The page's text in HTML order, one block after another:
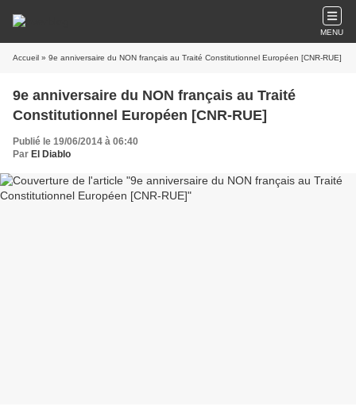
MENU
Accueil » 9e anniversaire du NON français au Traité Constitutionnel Européen [CNR-RUE]
9e anniversaire du NON français au Traité
Constitutionnel Européen [CNR-RUE]
Publié le 19/06/2014 à 06:40
Par El Diablo